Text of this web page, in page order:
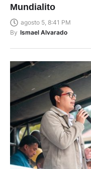
Mundialito
agosto 5, 8:41 PM
By Ismael Alvarado